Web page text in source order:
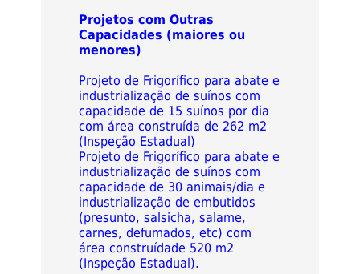
Projetos com Outras
Capacidades (maiores ou
menores)
Projeto de Frigorífico para abate e
industrialização de suínos com
capacidade de 15 suínos por dia
com área construída de 262 m2
(Inspeção Estadual)
Projeto de Frigorífico para abate e
industrialização de suínos com
capacidade de 30 animais/dia e
industrialização de embutidos
(presunto, salsicha, salame,
carnes, defumados, etc) com
área construídade 520 m2
(Inspeção Estadual).